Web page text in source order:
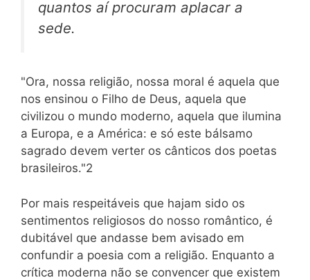
quantos aí procuram aplacar a
sede.
"Ora, nossa religião, nossa moral é aquela que
nos ensinou o Filho de Deus, aquela que
civilizou o mundo moderno, aquela que ilumina
a Europa, e a América: e só este bálsamo
sagrado devem verter os cânticos dos poetas
brasileiros."2
Por mais respeitáveis que hajam sido os
sentimentos religiosos do nosso romântico, é
dubitável que andasse bem avisado em
confundir a poesia com a religião. Enquanto a
crítica moderna não se convencer que existem